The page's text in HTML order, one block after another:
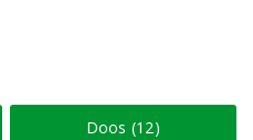
Doos (12)